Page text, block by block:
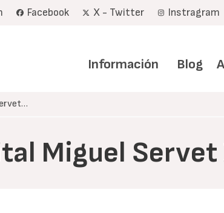
Facebook X - Twitter Instragram
Información Blog
Miguel Servet